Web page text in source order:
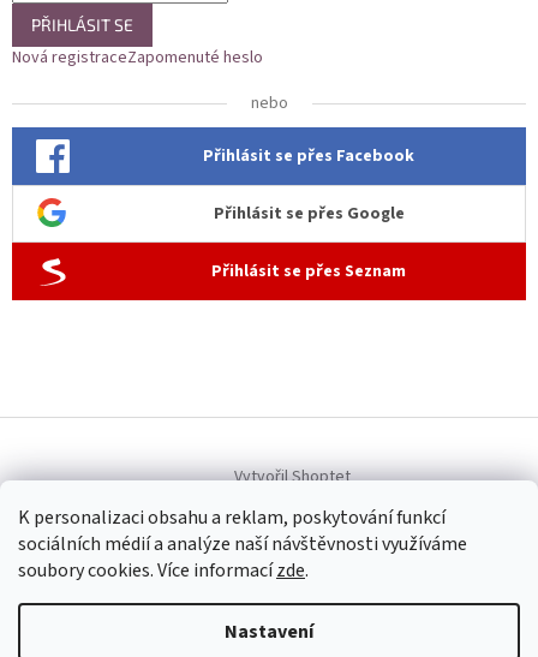
K personalizaci obsahu a reklam, poskytování funkcí
sociálních médií a analýze naší návštěvnosti využíváme
soubory cookies. Více informacízde.
Nastavení
PŘIHLÁSIT SE
Nová registraceZapomenuté heslo
nebo
Přihlásit se přes Facebook
Přihlásit se přes Google
Přihlásit se přes Seznam
Vytvořil Shoptet
Copyright 2026 Allen dámská móda. Všechna práva vyhrazena.
Upravit nastavení cookies